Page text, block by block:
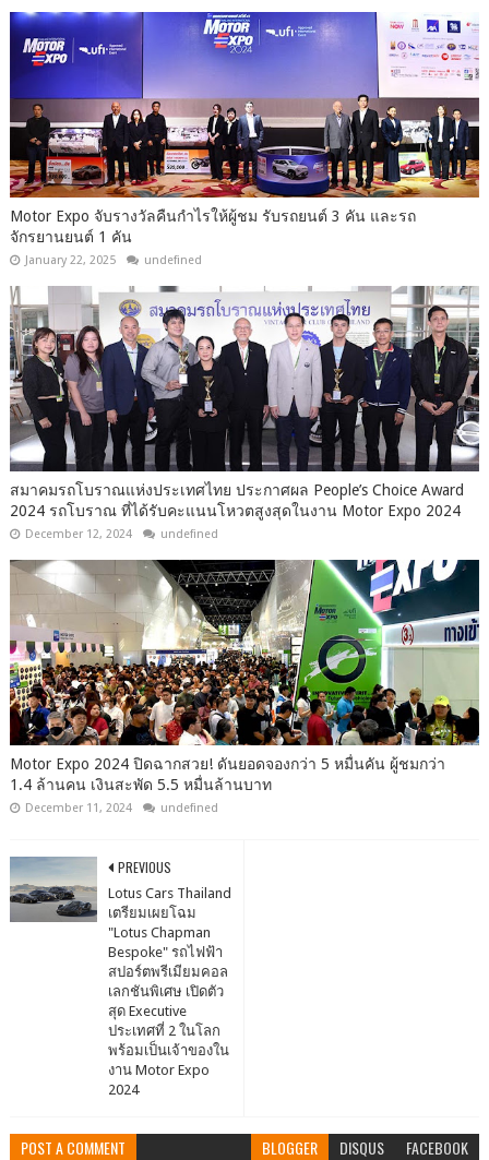
Motor Expo จับรางวัลคืนกำไรให้ผู้ชม รับรถยนต์ 3 คัน และรถ
จักรยานยนต์ 1 คัน
January 22, 2025 undefined
สมาคมรถโบราณแห่งประเทศไทย ประกาศผล People’s Choice Award
2024 รถโบราณ ที่ได้รับคะแนนโหวตสูงสุดในงาน Motor Expo 2024
December 12, 2024 undefined
Motor Expo 2024 ปิดฉากสวย! ดันยอดจองกว่า 5 หมื่นคัน ผู้ชมกว่า
1.4 ล้านคน เงินสะพัด 5.5 หมื่นล้านบาท
December 11, 2024 undefined
PREVIOUS
Lotus Cars Thailand
เตรียมเผยโฉม
"Lotus Chapman
Bespoke" รถไฟฟ้า
สปอร์ตพรีเมียมคอล
เลกชันพิเศษ เปิดตัว
สุด Executive
ประเทศที่ 2 ในโลก
พร้อมเป็นเจ้าของใน
งาน Motor Expo
2024
POST A COMMENT BLOGGER DISQUS FACEBOOK